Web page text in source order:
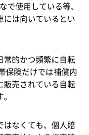
で使用している等、
には向いているとい
常的かつ頻繁に自転
保険だけでは補償内
販売されている自転
はなくても、個人賠